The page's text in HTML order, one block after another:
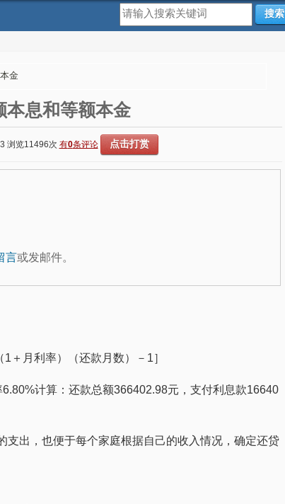
搜索
金
息和等额本金
浏览11496次 有0条评论 点击打赏
言或发邮件。
＋月利率）（还款月数）－1］
计算：还款总额366402.98元，支付利息款16640
出，也便于每个家庭根据自己的收入情况，确定还贷